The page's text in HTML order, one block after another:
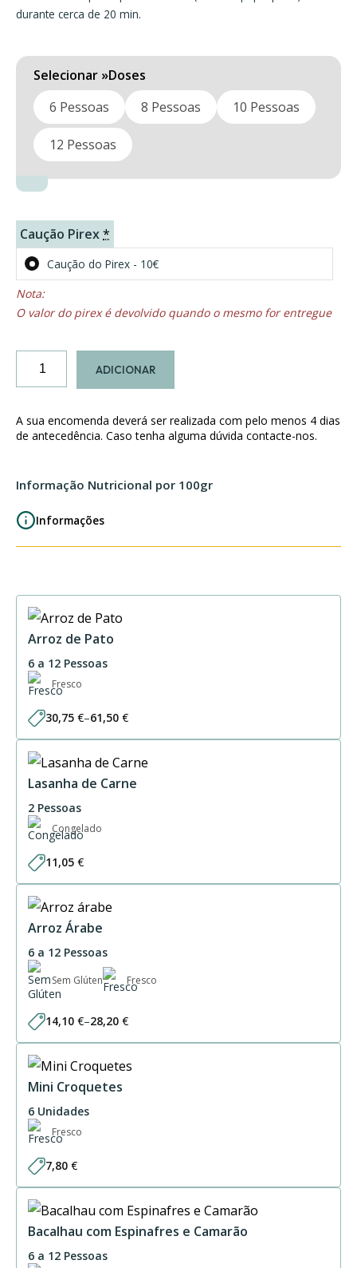
durante cerca de 20 min.
Doses
6 Pessoas
8 Pessoas 10 Pessoas
12 Pessoas
Caução Pirex*
Caução do Pirex - 10€
O valor do pirex é devolvido quando o mesmo for entregue
Quantidade
Bleu
ADICIONAR
A sua encomenda deverá ser realizada com pelo menos 4 dias
de antecedência. Caso tenha alguma dúvida contacte-nos.
Informação Nutricional por 100gr
Informações
Arroz de Pato
6 a 12 Pessoas
Fresco
30,75 €–61,50 €
Price
range:
through
61,50 €
Lasanha de Carne
2 Pessoas
Congelado
11,05 €
Arroz Árabe
6 a 12 Pessoas
Sem Glúten Fresco
14,10 €–28,20 €
Price
range:
through
28,20 €
Mini Croquetes
6 Unidades
Fresco
7,80 €
Bacalhau com Espinafres e Camarão
6 a 12 Pessoas